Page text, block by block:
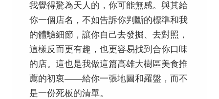
我覺得驚為天人的，你可能無感。與其給
你一個店名，不如告訴你判斷的標準和我
的體驗細節，讓你自己去發掘、去對照，
這樣反而更有趣，也更容易找到合你口味
的店。這也是我做這篇高雄大樹區美食推
薦的初衷——給你一張地圖和羅盤，而不
是一份死板的清單。